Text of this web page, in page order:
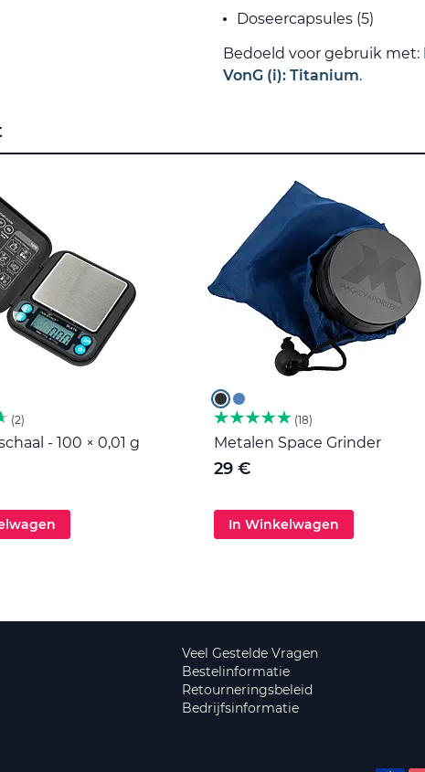
Doseercapsules (5)
Bedoeld voor gebruik met:
VonG (i): Titanium.
2
- 100 × 0,01 g
18
Metalen Space Grinder
29 €
In Winkelwagen
Veel Gestelde Vragen
Bestelinformatie
Retourneringsbeleid
Bedrijfsinformatie